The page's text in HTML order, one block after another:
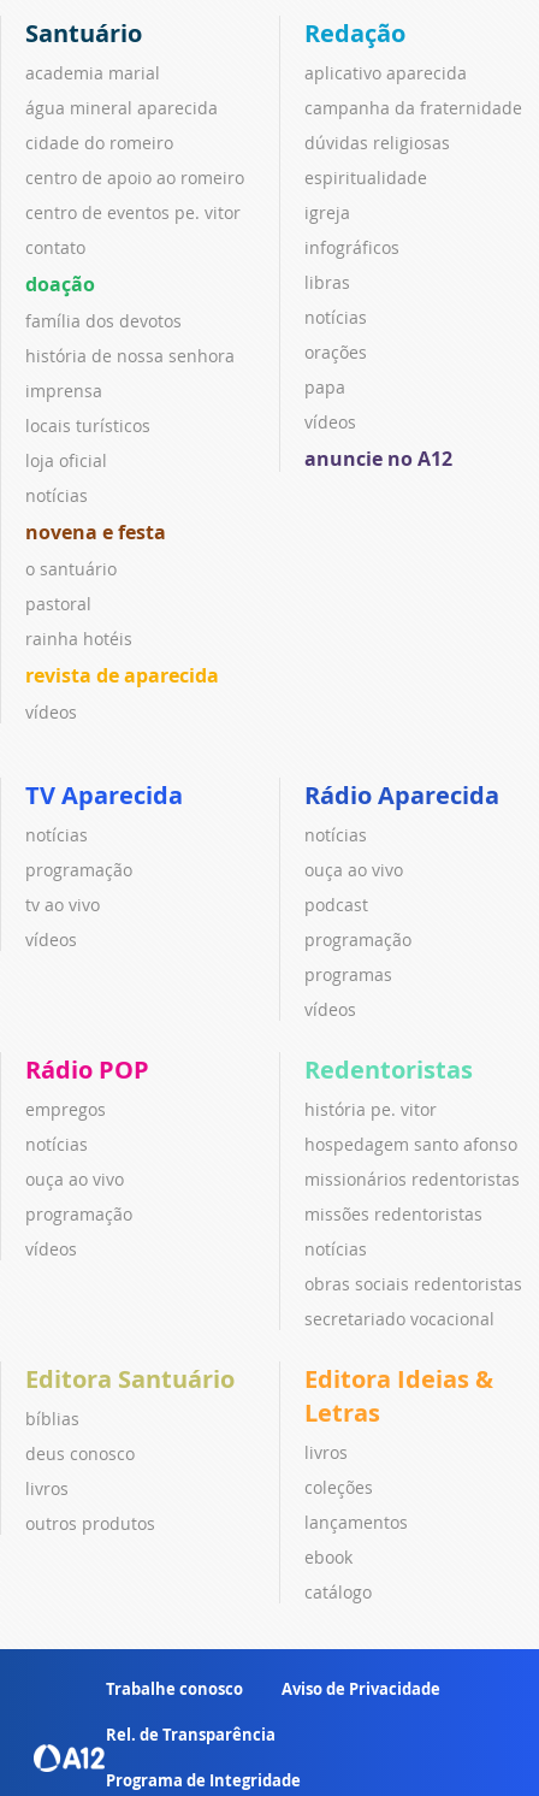
Santuário
academia marial
água mineral aparecida
cidade do romeiro
centro de apoio ao romeiro
centro de eventos pe. vitor
contato
doação
família dos devotos
história de nossa senhora
imprensa
locais turísticos
loja oficial
notícias
novena e festa
o santuário
pastoral
rainha hotéis
revista de aparecida
vídeos
Redação
aplicativo aparecida
campanha da fraternidade
dúvidas religiosas
espiritualidade
igreja
infográficos
libras
notícias
orações
papa
vídeos
anuncie no A12
TV Aparecida
notícias
programação
tv ao vivo
vídeos
Rádio Aparecida
notícias
ouça ao vivo
podcast
programação
programas
vídeos
Rádio POP
empregos
notícias
ouça ao vivo
programação
vídeos
Redentoristas
história pe. vitor
hospedagem santo afonso
missionários redentoristas
missões redentoristas
notícias
obras sociais redentoristas
secretariado vocacional
Editora Santuário
bíblias
deus conosco
livros
outros produtos
Editora Ideias &
Letras
livros
coleções
lançamentos
ebook
catálogo
Trabalhe conosco Aviso de Privacidade
Rel. de Transparência
Programa de Integridade